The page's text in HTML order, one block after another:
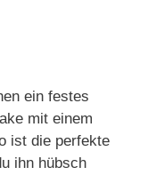
ein festes
mit einem
ist die perfekte
ihn hübsch